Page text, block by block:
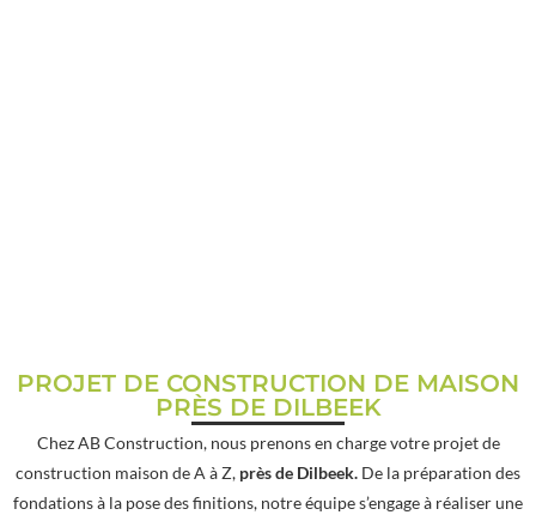
PROJET DE CONSTRUCTION DE MAISON
PRÈS DE DILBEEK
Chez AB Construction, nous prenons en charge votre projet de
construction maison de A à Z, près de Dilbeek. De la préparation des
fondations à la pose des finitions, notre équipe s’engage à réaliser une